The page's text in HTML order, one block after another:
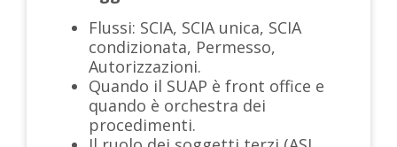
Flussi: SCIA, SCIA unica, SCIA
condizionata, Permesso,
Autorizzazioni.
Quando il SUAP è front office e
quando è orchestra dei
procedimenti.